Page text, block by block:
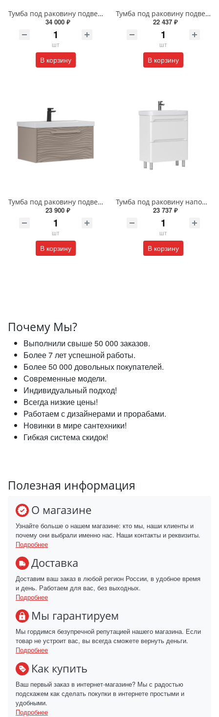
Тумба под раковину подвесная EQUIL Десерт 80.2Я/Desert 80.2Y с ручками в цвет амарок tpDSRT80.2Y-25R амарок/дуб
34 000 ₽
шт
В корзину
Тумба под раковину подвесная EQUIL Найс 70 см tpNICE70.2Y-05 белая
22 437 ₽
шт
В корзину
Тумба под раковину подвесная EQUIL Глеам 80.1Я/Gleam 80.1Y амарок/дуб вотан tpGLEAM80.1Y-25
23 900 ₽
шт
В корзину
Тумба под раковину напольная EQUIL Найс 60 см tnNICE60.2Y-05 белая
23 737 ₽
шт
В корзину
Почему Мы?
Выполнили свыше 50 000 заказов.
Более 7 лет успешной работы.
Более 50 000 довольных покупателей.
Современные модели.
Индивидуальный подход!
Всегда низкие цены!
Работаем с дизайнерами и прорабами.
Новинки в мире сантехники!
Гибкая система скидок!
Полезная информация
О магазине
Узнайте больше о нашем магазине: кто мы, наши клиенты и
почему они выбрали именно нас. Наши контакты и реквизиты.
Подробнее
Доставка
Доставим ваш заказ в любой регион России, в удобное время
и день. Работаем для вас, без выходных.
Подробнее
Мы гарантируем
Мы гордимся безупречной репутацией нашего магазина. Если
товар не устроит вас, вы всегда сможете вернуть деньги.
Подробнее
Как купить
Ваш первый заказ в интернет-магазине? Мы с радостью
подскажем как сделать покупки в интернете простыми и
удобными.
Подробнее